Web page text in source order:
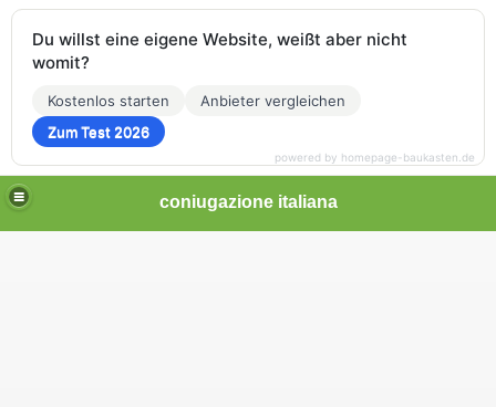
coniugazione italiana
Du willst eine eigene Website, weißt aber nicht
womit?
Kostenlos starten
Anbieter vergleichen
Zum Test 2026
powered by homepage-baukasten.de